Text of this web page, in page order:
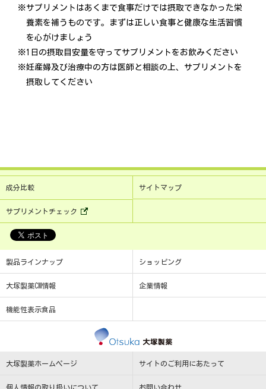
※サプリメントはあくまで食事だけでは摂取できなかった栄
養素を補うものです。まずは正しい食事と健康な生活習慣
を心がけましょう
※1日の摂取目安量を守ってサプリメントをお飲みください
※妊産婦及び治療中の方は医師と相談の上、サプリメントを
摂取してください
成分比較 サイトマップ
サプリメントチェック
製品ラインナップ ショッピング
大塚製薬CM情報 企業情報
機能性表示食品
大塚製薬
大塚製薬ホームページ サイトのご利用にあたって
個人情報の取り扱いについて お問い合わせ